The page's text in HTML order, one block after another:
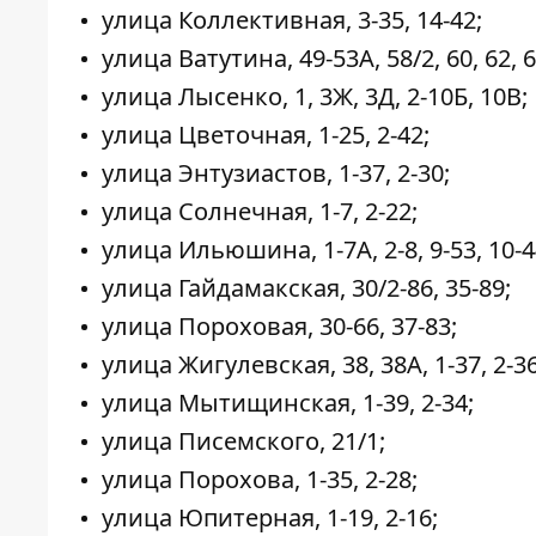
улица Коллективная, 3-35, 14-42;
улица Ватутина, 49-53А, 58/2, 60, 62,
улица Лысенко, 1, 3Ж, 3Д, 2-10Б, 10В;
улица Цветочная, 1-25, 2-42;
улица Энтузиастов, 1-37, 2-30;
улица Солнечная, 1-7, 2-22;
улица Ильюшина, 1-7А, 2-8, 9-53, 10-
улица Гайдамакская, 30/2-86, 35-89;
улица Пороховая, 30-66, 37-83;
улица Жигулевская, 38, 38А, 1-37, 2-
улица Мытищинская, 1-39, 2-34;
улица Писемского, 21/1;
улица Порохова, 1-35, 2-28;
улица Юпитерная, 1-19, 2-16;